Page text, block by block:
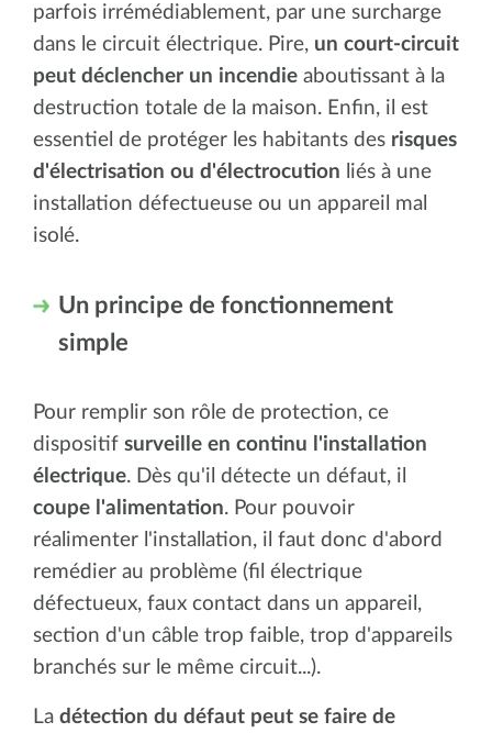
parfois irrémédiablement, par une surcharge
dans le circuit électrique. Pire, un court-circuit
peut déclencher un incendie aboutissant à la
destruction totale de la maison. Enfin, il est
essentiel de protéger les habitants des risques
d'électrisation ou d'électrocution liés à une
installation défectueuse ou un appareil mal
isolé.
Un principe de fonctionnement
simple
Pour remplir son rôle de protection, ce
dispositif surveille en continu l'installation
électrique. Dès qu'il détecte un défaut, il
coupe l'alimentation. Pour pouvoir
réalimenter l'installation, il faut donc d'abord
remédier au problème (fil électrique
défectueux, faux contact dans un appareil,
section d'un câble trop faible, trop d'appareils
branchés sur le même circuit...).
La détection du défaut peut se faire de